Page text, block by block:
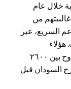
خلال عام
غالبيتهم من
السريع، عبر
هؤلاء
المقاتلون، الذين يتقاضون رواتب مرتفعة تتراوح بين ٢٦٠٠
السودان قبل